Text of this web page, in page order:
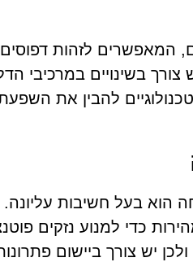
המאפשרים לזהות דפוסים
בשינויים במרכיבי
להבין את השפעת
הוא בעל חשיבות
כדי למנוע נזקים
יש צורך ביישום